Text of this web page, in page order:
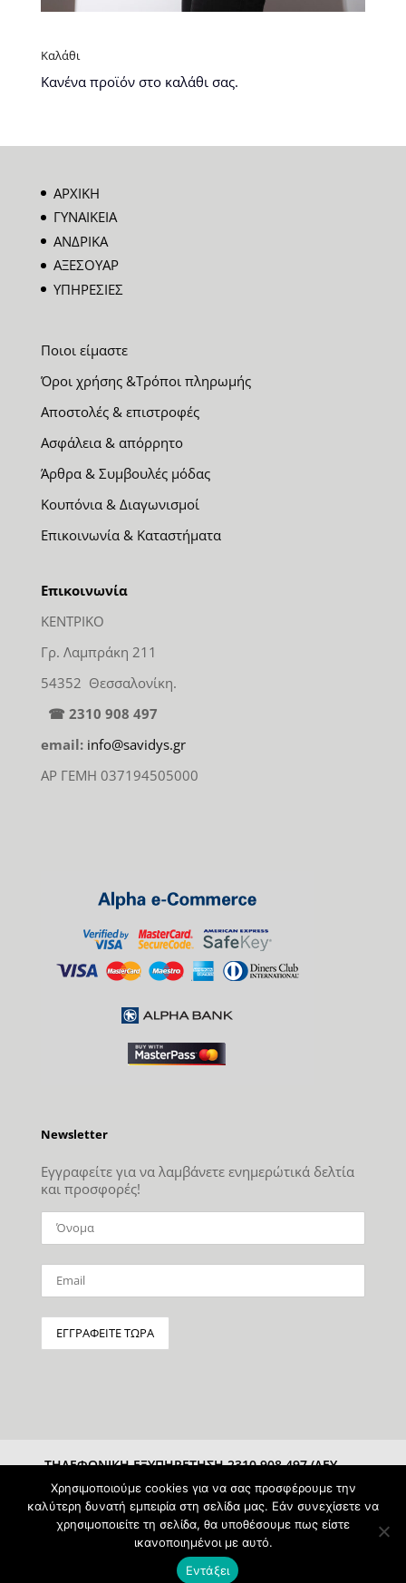
Καλάθι
Κανένα προϊόν στο καλάθι σας.
ΑΡΧΙΚΗ
ΓΥΝΑΙΚΕΙΑ
ΑΝΔΡΙΚΑ
ΑΞΕΣΟΥΑΡ
ΥΠΗΡΕΣΙΕΣ
Ποιοι είμαστε
Όροι χρήσης &Τρόποι πληρωμής
Αποστολές & επιστροφές
Ασφάλεια & απόρρητο
Άρθρα & Συμβουλές μόδας
Κουπόνια & Διαγωνισμοί
Επικοινωνία & Καταστήματα
Επικοινωνία
ΚΕΝΤΡΙΚΟ
Γρ. Λαμπράκη 211
54352 Θεσσαλονίκη.
☎ 2310 908 497
email: info@savidys.gr
ΑΡ ΓΕΜΗ 037194505000
Newsletter
Εγγραφείτε για να λαμβάνετε ενημερώτικά δελτία
και προσφορές!
ΤΗΛΕΦΩΝΙΚΗ ΕΞΥΠΗΡΕΤΗΣΗ 2310 908 497 (ΔΕΥ-
ΣΑΒ 10:00-15:00)
Χρησιμοποιούμε cookies για να σας προσφέρουμε την
καλύτερη δυνατή εμπειρία στη σελίδα μας. Εάν συνεχίσετε να
χρησιμοποιείτε τη σελίδα, θα υποθέσουμε πως είστε
ικανοποιημένοι με αυτό.
Εντάξει